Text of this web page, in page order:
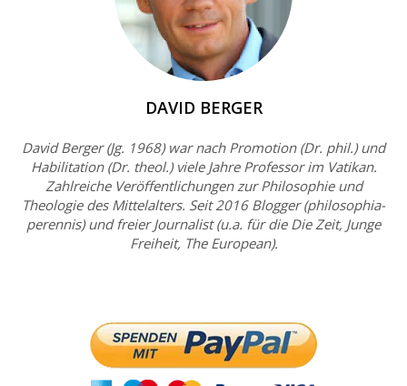
DAVID BERGER
David Berger (Jg. 1968) war nach Promotion (Dr. phil.) und
Habilitation (Dr. theol.) viele Jahre Professor im Vatikan.
Zahlreiche Veröffentlichungen zur Philosophie und
Theologie des Mittelalters. Seit 2016 Blogger (philosophia-
perennis) und freier Journalist (u.a. für die Die Zeit, Junge
Freiheit, The European).